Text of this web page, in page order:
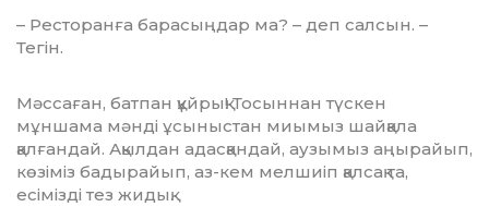
– Ресторанға барасыңдар ма? – деп салсын. –
Тегін.
Мәссаған, батпан құйрық! То­сын­нан түскен
мұншама мәнді ұсы­ныстан миымыз шайқала
қалғандай. Ақылдан адасқандай, аузымыз аңы­райып,
көзіміз бадырайып, аз-кем мел­шиіп қалсақ та,
есімізді тез жи­дық.